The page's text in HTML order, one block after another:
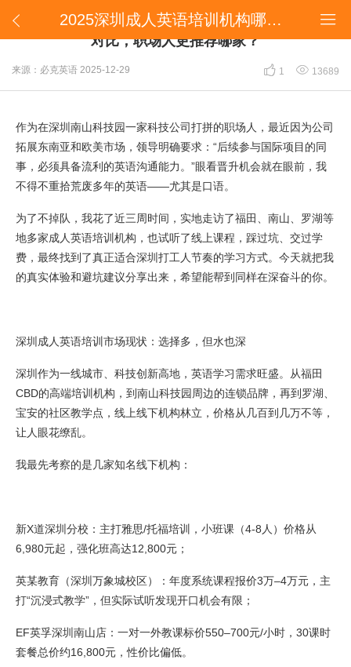
 
2025深圳成人英语培训机构哪家好？十大口碑机构对比，职场人更推荐哪家？
2025深圳成人英语培训机构哪家好？十大口碑机构
对比，职场人更推荐哪家？
来源：必克英语 2025-12-29  1  13689
作为在深圳南山科技园一家科技公司打拼的职场人，最近因为公司
拓展东南亚和欧美市场，领导明确要求：“后续参与国际项目的同
事，必须具备流利的英语沟通能力。”眼看晋升机会就在眼前，我
不得不重拾荒废多年的英语——尤其是口语。
为了不掉队，我花了近三周时间，实地走访了福田、南山、罗湖等
地多家成人英语培训机构，也试听了线上课程，踩过坑、交过学
费，最终找到了真正适合深圳打工人节奏的学习方式。今天就把我
的真实体验和避坑建议分享出来，希望能帮到同样在深奋斗的你。
深圳成人英语培训市场现状：选择多，但水也深
深圳作为一线城市、科技创新高地，英语学习需求旺盛。从福田
CBD的高端培训机构，到南山科技园周边的连锁品牌，再到罗湖、
宝安的社区教学点，线上线下机构林立，价格从几百到几万不等，
让人眼花缭乱。
我最先考察的是几家知名线下机构：
新X道深圳分校：主打雅思/托福培训，小班课（4-8人）价格从
6,980元起，强化班高达12,800元；
英某教育（深圳万象城校区）：年度系统课程报价3万–4万元，主
打“沉浸式教学”，但实际试听发现开口机会有限；
EF英孚深圳南山店：一对一外教课标价550–700元/小时，30课时
套餐总价约16,800元，性价比偏低。